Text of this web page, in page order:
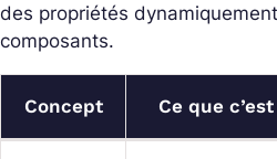
des propriétés
composants.
Concept Ce que c’est